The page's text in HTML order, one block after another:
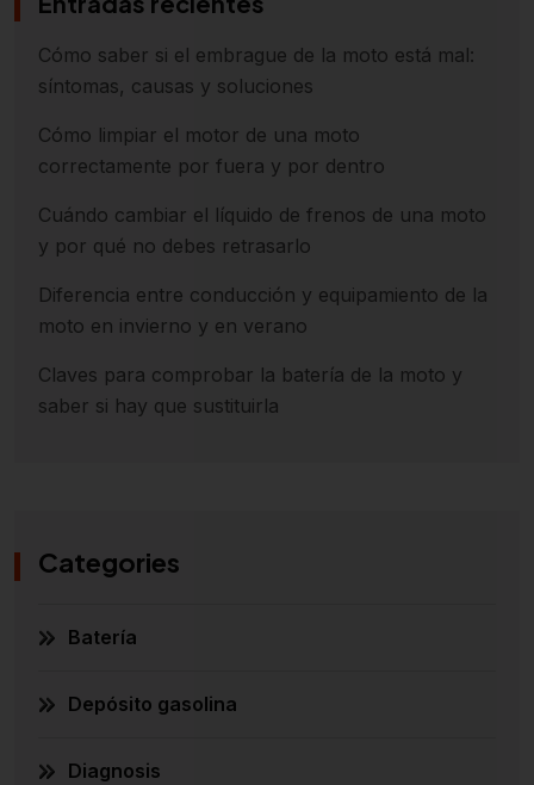
Cómo saber si el embrague de la moto está mal:
síntomas, causas y soluciones
Cómo limpiar el motor de una moto
correctamente por fuera y por dentro
Cuándo cambiar el líquido de frenos de una moto
y por qué no debes retrasarlo
Diferencia entre conducción y equipamiento de la
moto en invierno y en verano
Claves para comprobar la batería de la moto y
saber si hay que sustituirla
Categories
Batería
Depósito gasolina
Diagnosis